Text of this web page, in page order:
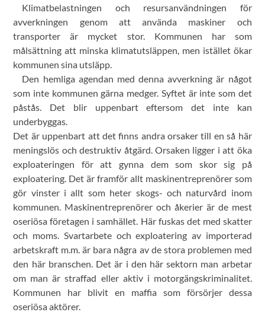
Klimatbelastningen och resursanvändningen för
avverkningen genom att använda maskiner och
transporter är mycket stor. Kommunen har som
målsättning att minska klimatutsläppen, men istället ökar
kommunen sina utsläpp.
Den hemliga agendan med denna avverkning är något
som inte kommunen gärna medger. Syftet är inte som det
påstås. Det blir uppenbart eftersom det inte kan
underbyggas.
Det är uppenbart att det finns andra orsaker till en så här
meningslös och destruktiv åtgärd. Orsaken ligger i att öka
exploateringen för att gynna dem som skor sig på
exploatering. Det är framför allt maskinentreprenörer som
gör vinster i allt som heter skogs- och naturvård inom
kommunen. Maskinentreprenörer och åkerier är de mest
oseriösa företagen i samhället. Här fuskas det med skatter
och moms. Svartarbete och exploatering av importerad
arbetskraft m.m. är bara några av de stora problemen med
den här branschen. Det är i den här sektorn man arbetar
om man är straffad eller aktiv i motorgängskriminalitet.
Kommunen har blivit en maffia som försörjer dessa
oseriösa aktörer.